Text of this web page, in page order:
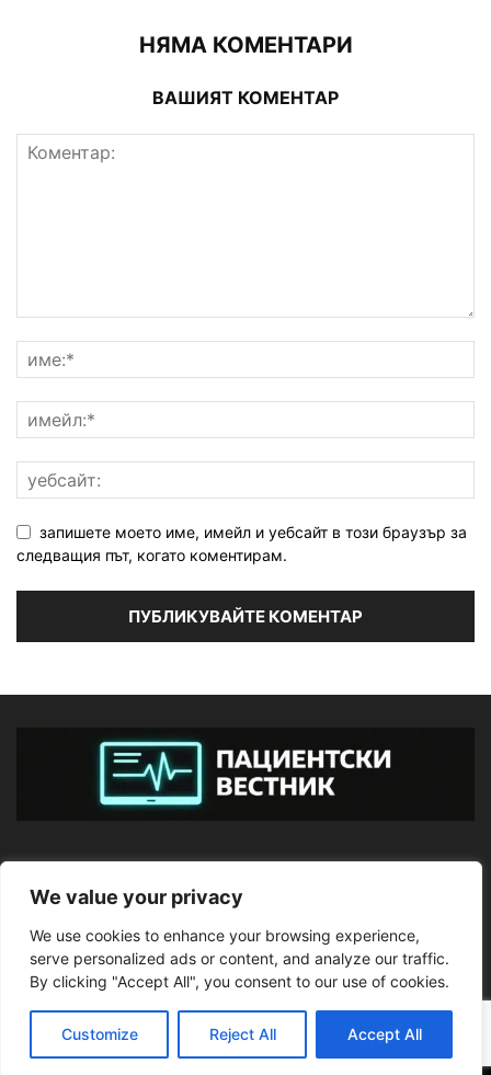
We value your privacy
We use cookies to enhance your browsing experience,
serve personalized ads or content, and analyze our traffic.
By clicking "Accept All", you consent to our use of cookies.
Customize Reject All Accept All
НЯМА КОМЕНТАРИ
ВАШИЯТ КОМЕНТАР
запишете моето име, имейл и уебсайт в този браузър за
следващия път, когато коментирам.
ПОСЛЕДВАЙТЕ НИ